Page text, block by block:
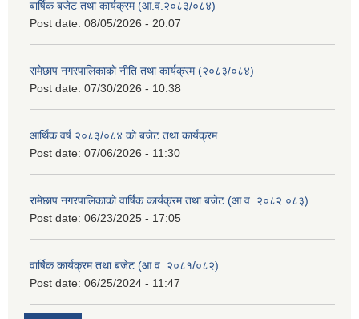
बार्षिक बजेट तथा कार्यक्रम (आ.व.२०८३/०८४)
Post date: 08/05/2026 - 20:07
रामेछाप नगरपालिकाको नीति तथा कार्यक्रम (२०८३/०८४)
Post date: 07/30/2026 - 10:38
आर्थिक वर्ष २०८३/०८४ को बजेट तथा कार्यक्रम
Post date: 07/06/2026 - 11:30
रामेछाप नगरपालिकाको वार्षिक कार्यक्रम तथा बजेट (आ.व. २०८२.०८३)
Post date: 06/23/2025 - 17:05
वार्षिक कार्यक्रम तथा बजेट (आ.व. २०८१/०८२)
Post date: 06/25/2024 - 11:47